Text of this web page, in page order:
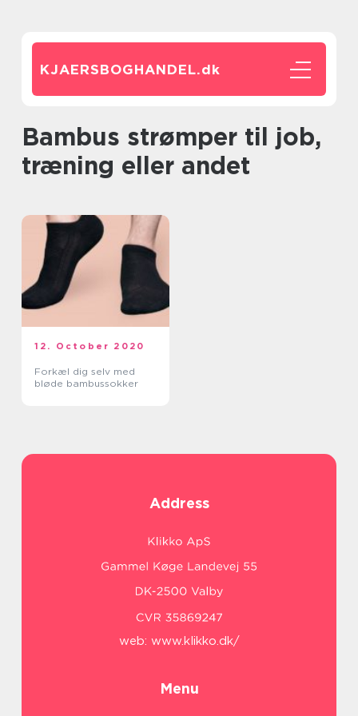
KJAERSBOGHANDEL.dk
Bambus strømper til job,
træning eller andet
12. October 2020
Forkæl dig selv med
bløde bambussokker
Address
web: www.klikko.dk/
Menu